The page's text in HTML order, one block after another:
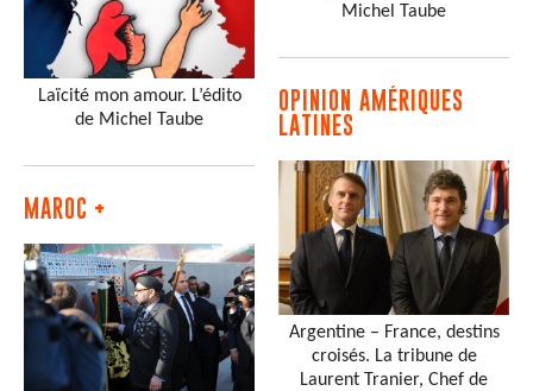
Laïcité mon amour. L’édito
de Michel Taube
MAROC +
Michel Taube
OPINION AMÉRIQUES
LATINES
Argentine – France, destins
croisés. La tribune de
Laurent Tranier, Chef de